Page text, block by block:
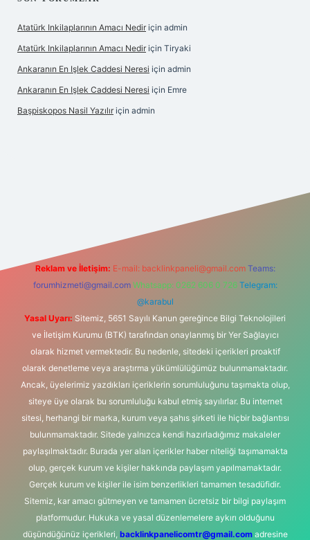
Atatürk Inkilaplarının Amacı Nedir için admin
Atatürk Inkilaplarının Amacı Nedir için Tiryaki
Ankaranın En Işlek Caddesi Neresi için admin
Ankaranın En Işlek Caddesi Neresi için Emre
Başpiskopos Nasil Yazılır için admin
Reklam ve İletişim: E-mail: backlinkpaneli@gmail.com Teams:
forumhizmeti@gmail.com Whatsapp: 0262 606 0 726 Telegram:
@karabul
Yasal Uyarı: Sitemiz, 5651 Sayılı Kanun gereğince Bilgi Teknolojileri
ve İletişim Kurumu (BTK) tarafından onaylanmış bir Yer Sağlayıcı
olarak hizmet vermektedir. Bu nedenle, sitedeki içerikleri proaktif
olarak denetleme veya araştırma yükümlülüğümüz bulunmamaktadır.
Ancak, üyelerimiz yazdıkları içeriklerin sorumluluğunu taşımakta olup,
siteye üye olarak bu sorumluluğu kabul etmiş sayılırlar. Bu internet
sitesi, herhangi bir marka, kurum veya şahıs şirketi ile hiçbir bağlantısı
bulunmamaktadır. Sitede yalnızca kendi hazırladığımız makaleler
paylaşılmaktadır. Burada yer alan içerikler haber niteliği taşımamakta
olup, gerçek kurum ve kişiler hakkında paylaşım yapılmamaktadır.
Gerçek kurum ve kişiler ile isim benzerlikleri tamamen tesadüfidir.
Sitemiz, kar amacı gütmeyen ve tamamen ücretsiz bir bilgi paylaşım
platformudur. Hukuka ve yasal düzenlemelere aykırı olduğunu
düşündüğünüz içerikleri, backlinkpanelicomtr@gmail.comadresine